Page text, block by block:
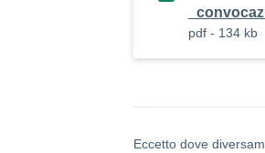
pdf - 134 kb
Eccetto dove